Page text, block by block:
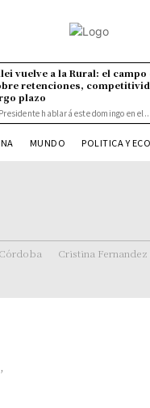
vuelve a la Rural: el campo
retenciones,
plazo
hablará este domingo en el...
MUNDO POLITICA Y
Cristina